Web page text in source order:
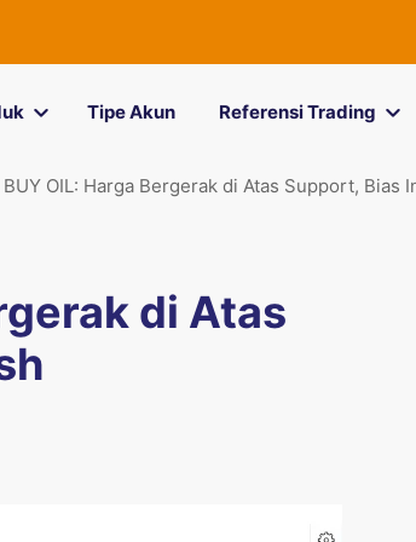
Tipe Akun Referensi Trading
OIL: Harga Bergerak di Atas Support, Bias
di Atas